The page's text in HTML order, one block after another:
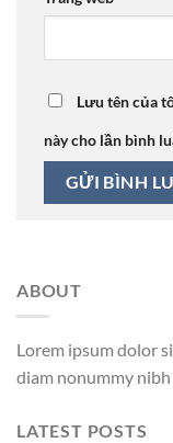
Lưu tên của
này cho lần bình
ABOUT
Lorem ipsum dolor
diam nonummy
LATEST POSTS